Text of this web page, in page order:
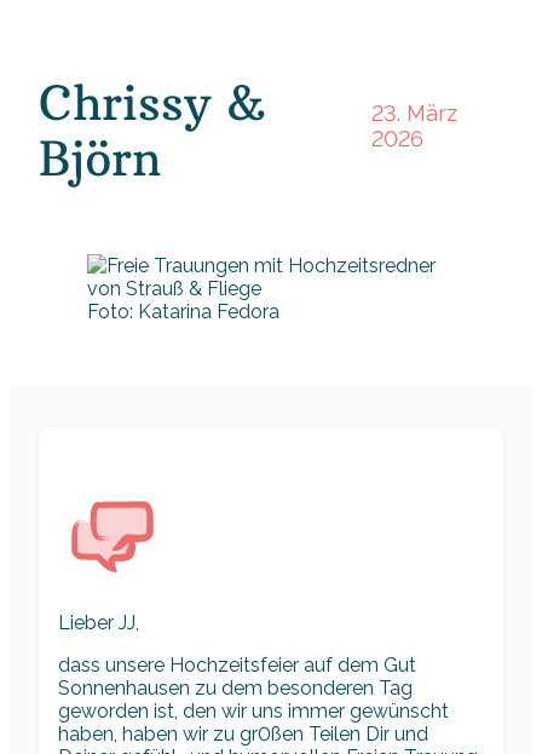
Chrissy &
Björn
23. März
2026
Foto: Katarina Fedora
Lieber JJ,
dass unsere Hochzeitsfeier auf dem Gut
Sonnenhausen zu dem besonderen Tag
geworden ist, den wir uns immer gewünscht
haben, haben wir zu gr0ßen Teilen Dir und